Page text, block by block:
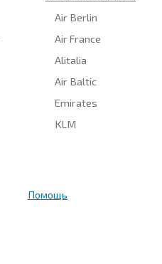
Air Berlin
Air France
Alitalia
Air Baltic
Emirates
KLM
Помощь